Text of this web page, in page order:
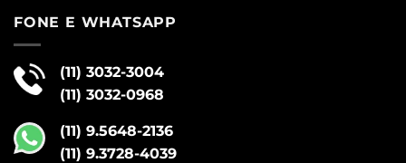
FONE E WHATSAPP
(11) 3032-3004
(11) 3032-0968
(11) 9.5648-2136
(11) 9.3728-4039